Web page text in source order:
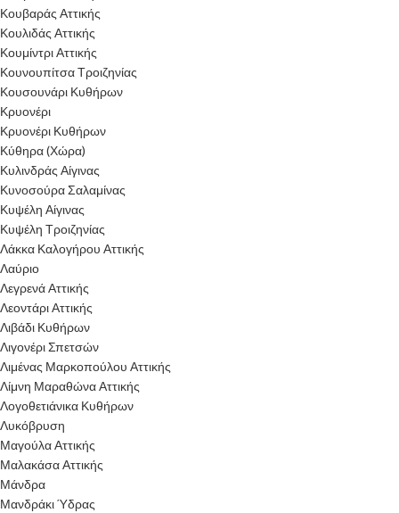
Κουβαράς Αττικής
Κουλιδάς Αττικής
Κουμίντρι Αττικής
Κουνουπίτσα Τροιζηνίας
Κουσουνάρι Κυθήρων
Κρυονέρι
Κρυονέρι Κυθήρων
Κύθηρα (Χώρα)
Κυλινδράς Αίγινας
Κυνοσούρα Σαλαμίνας
Κυψέλη Αίγινας
Κυψέλη Τροιζηνίας
Λάκκα Καλογήρου Αττικής
Λαύριο
Λεγρενά Αττικής
Λεοντάρι Αττικής
Λιβάδι Κυθήρων
Λιγονέρι Σπετσών
Λιμένας Μαρκοπούλου Αττικής
Λίμνη Μαραθώνα Αττικής
Λογοθετιάνικα Κυθήρων
Λυκόβρυση
Μαγούλα Αττικής
Μαλακάσα Αττικής
Μάνδρα
Μανδράκι Ύδρας